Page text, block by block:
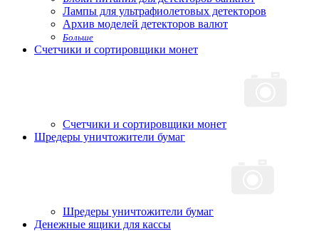
Лампы для ультрафиолетовых детекторов
Архив моделей детекторов валют
Больше
Счетчики и сортировщики монет
Счетчики и сортировщики монет
Шредеры уничтожители бумаг
Шредеры уничтожители бумаг
Денежные ящики для кассы